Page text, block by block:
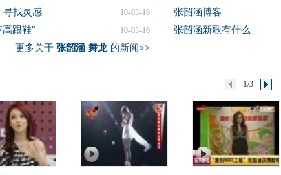
10-03-16
寻找灵感
10-03-16
高跟鞋"
更多关于 张韶涵 舞龙的新闻>>
张韶涵博客
张韶涵新歌有什么
1/3